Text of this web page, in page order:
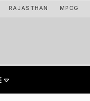
RAJASTHAN MPCG